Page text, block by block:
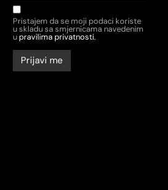
Pristajem da se moji podaci koriste
u skladu sa smjernicama navedenim
upravilima privatnosti.